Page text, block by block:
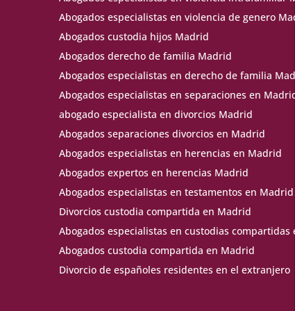
Abogados especialistas en violencia de genero
Abogados custodia hijos Madrid
Abogados derecho de familia Madrid
Abogados especialistas en derecho de familia
Abogados especialistas en separaciones en
abogado especialista en divorcios Madrid
Abogados separaciones divorcios en Madrid
Abogados especialistas en herencias en Madrid
Abogados expertos en herencias Madrid
Abogados especialistas en testamentos en Madrid
Divorcios custodia compartida en Madrid
Abogados especialistas en custodias compartidas
Abogados custodia compartida en Madrid
Divorcio de españoles residentes en el extranjero